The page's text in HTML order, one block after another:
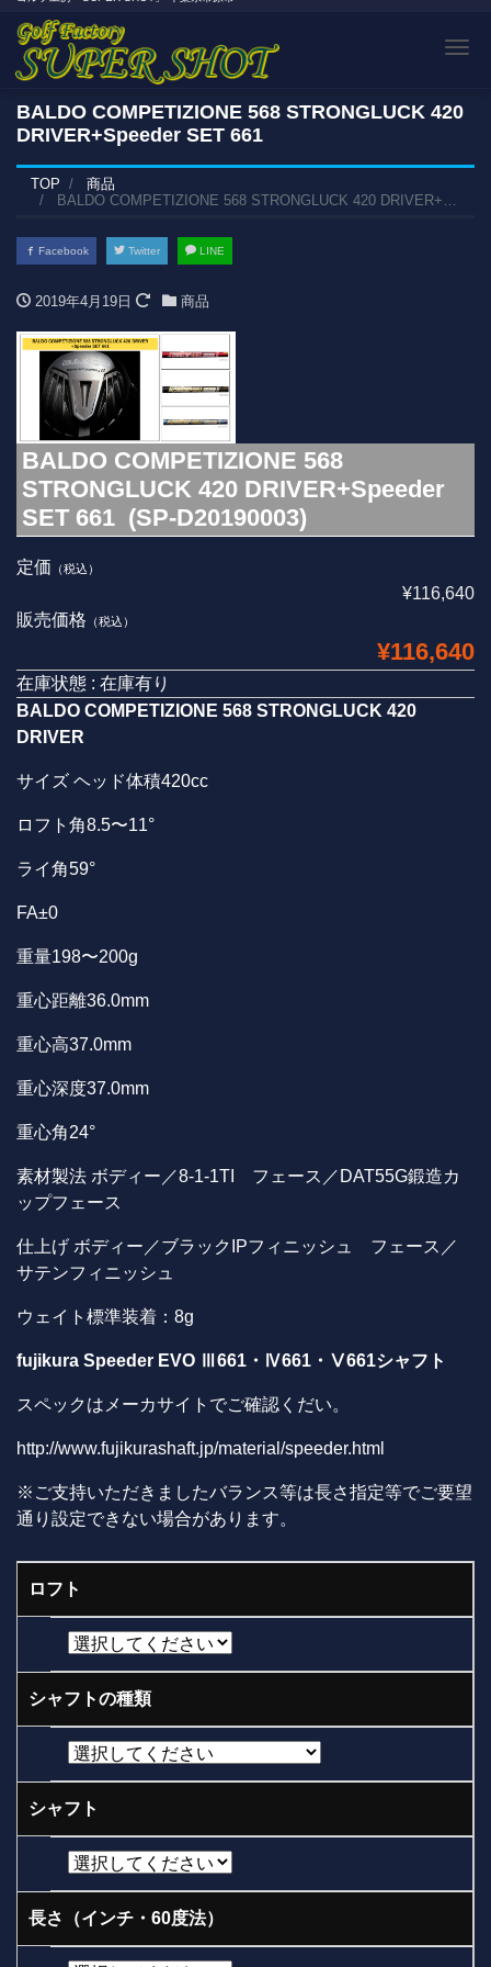
BALDO COMPETIZIONE 568 STRONGLUCK 420
DRIVER+Speeder SET 661
TOP
商品
BALDO COMPETIZIONE 568 STRONGLUCK 420 DRIVER+Speeder SET 661
Facebook Twitter LINE
2019年4月19日 商品
BALDO COMPETIZIONE 568
STRONGLUCK 420 DRIVER+Speeder
SET 661 (SP-D20190003)
定価 （税込）
¥116,640
販売価格 （税込）
¥116,640
在庫状態 : 在庫有り
BALDO COMPETIZIONE 568 STRONGLUCK 420
DRIVER
サイズ ヘッド体積420cc
ロフト角8.5〜11°
ライ角59°
FA±0
重量198〜200g
重心距離36.0mm
重心高37.0mm
重心深度37.0mm
重心角24°
素材製法 ボディー／8-1-1TI フェース／DAT55G鍛造カ
ップフェース
仕上げ ボディー／ブラックIPフィニッシュ フェース／
サテンフィニッシュ
ウェイト標準装着：8g
fujikura Speeder EVO Ⅲ661・Ⅳ661・Ⅴ661シャフト
スペックはメーカサイトでご確認くだい。
http://www.fujikurashaft.jp/material/speeder.html
※ご支持いただきましたバランス等は長さ指定等でご要望
通り設定できない場合があります。
ロフト
シャフトの種類
シャフト
長さ（インチ・60度法）